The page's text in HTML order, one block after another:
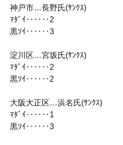
神戸市…長野氏(ｻﾝｸｽ)
ﾏﾀﾞｲ‥‥‥2
黒ｿｲ‥‥‥3
淀川区…宮坂氏(ｻﾝｸｽ)
ﾏﾀﾞｲ‥‥‥2
黒ｿｲ‥‥‥2
大阪大正区…浜名氏(ｻﾝｸｽ)
ﾏﾀﾞｲ‥‥‥1
黒ｿｲ‥‥‥3